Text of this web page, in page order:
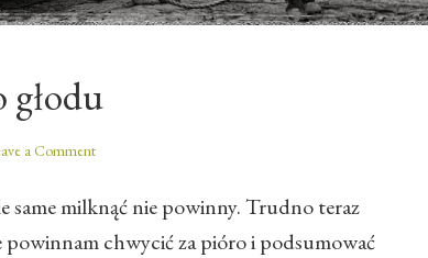
głodu
a Comment
same milknąć nie powinny. Trudno teraz
powinnam chwycić za pióro i podsumować